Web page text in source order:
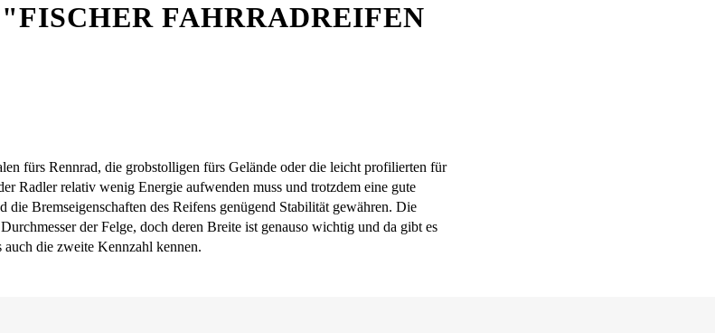
FAHRRADREIFEN
fürs Rennrad, die grobstolligen fürs Gelände oder die leicht profilierten für
Radler relativ wenig Energie aufwenden muss und trotzdem eine gute
Bremseigenschaften des Reifens genügend Stabilität gewähren. Die
der Felge, doch deren Breite ist genauso wichtig und da gibt es
die zweite Kennzahl kennen.